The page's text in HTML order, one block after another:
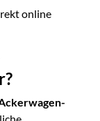
online